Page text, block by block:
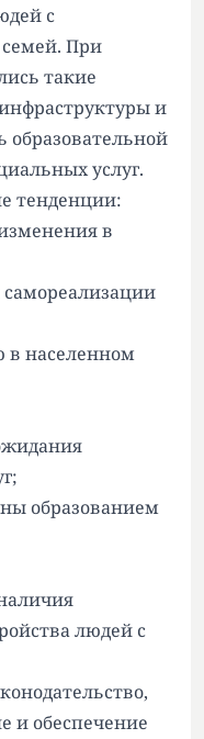
с
При
такие
и
образовательной
услуг.
тенденции:
в
самореализации
в населенном
образованием
людей с
и обеспечение